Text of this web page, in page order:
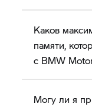
Каков
памяти,
с BMW
Могу ли я